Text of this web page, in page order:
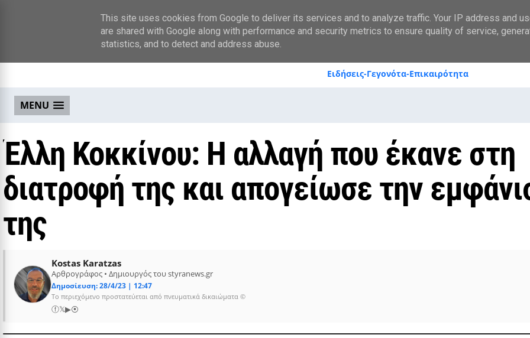
styranews.gr
Ειδήσεις-Γεγονότα-Επικαιρότητα
MENU
Έλλη Κοκκίνου: Η αλλαγή που έκανε στη
διατροφή της και απογείωσε την
της
Kostas Karatzas
Αρθρογράφος • Δημιουργός του styranews.gr
Δημοσίευση: 28/4/23 | 12:47
Το περιεχόμενο προστατεύεται από πνευματικά δικαιώματα ©
ⓕ𝕏▶⦿
This site uses cookies from Google to deliver its services and to analyze traffic. Your IP address and
are shared with Google along with performance and security metrics to ensure quality of service,
statistics, and to detect and address abuse.